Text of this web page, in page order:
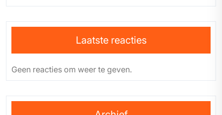
Laatste reacties
Geen reacties om weer te geven.